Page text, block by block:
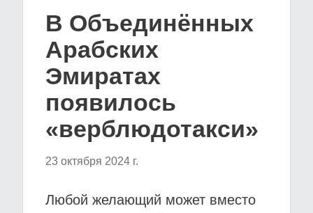
В Объединённых
Арабских
Эмиратах
появилось
«верблюдотакси»
23 октября 2024 г.
Любой желающий может вместо